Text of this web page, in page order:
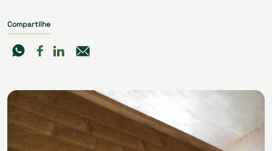
Compartilhe